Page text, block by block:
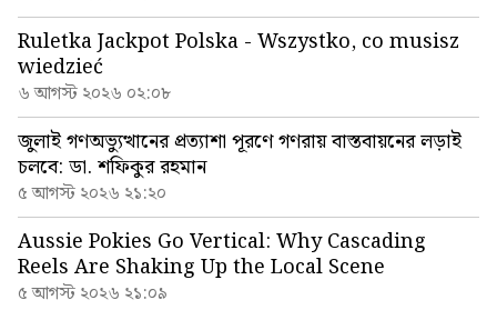
Ruletka Jackpot Polska - Wszystko, co musisz
wiedzieć
৬ আগস্ট ২০২৬ ০২:০৮
জুলাই গণঅভ্যুত্থানের প্রত্যাশা পূরণে গণরায় বাস্তবায়নের লড়াই
চলবে: ডা. শফিকুর রহমান
৫ আগস্ট ২০২৬ ২১:২০
Aussie Pokies Go Vertical: Why Cascading
Reels Are Shaking Up the Local Scene
৫ আগস্ট ২০২৬ ২১:০৯